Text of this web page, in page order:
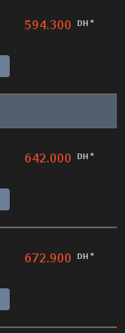
594.300 DH *
642.000 DH *
672.900 DH *